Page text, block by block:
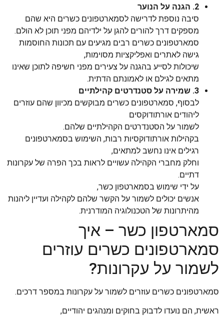
2. הגנה על הנוער
סיבה נוספת לדרישה לסמארטפונים כשרים היא שהם
מספקים דרך להורים להגן על ילדיהם מפני תוכן לא הולם.
סמארטפונים כשרים רבים מגיעים עם תכונות החוסמות
גישה לאתרים ואפליקציות מסוימות,
שיכולות לסייע בהגנה על צעירים מפני חשיפה לתוכן שאינו
מתאים לגילם או לאמונתם הדתית.
3. שמירה על סטנדרטים קהילתיים
לבסוף, סמארטפונים כשרים מבוקשים מכיוון שהם עוזרים
ליהודים אורתודוקסים
לשמור על הסטנדרטים הקהילתיים שלהם.
בקהילות אורתודוקסיות רבות, השימוש בסמארטפונים
רגילים אינו נחשב למתאים,
וחלק מחברי הקהילה עשויים לראות בכך הפרה של עקרונות
דתיים.
על ידי שימוש בסמארטפון כשר,
אנשים יכולים לשמור על הקשר שלהם לקהילה ועדיין ליהנות
מהיתרונות של הטכנולוגיה המודרנית.
סמארטפון כשר – איך
סמארטפונים כשרים עוזרים
לשמור על עקרונות?
סמארטפונים כשרים עוזרים לשמור על עקרונות במספר דרכים.
ראשית, הם נועדו לדבוק בחוקים ומנהגים יהודיים,